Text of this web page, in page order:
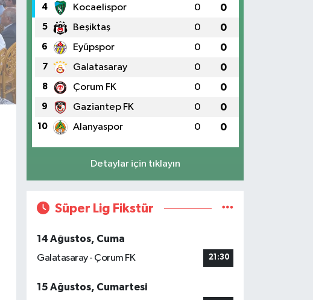
4 Kocaelispor 0 0
5 Beşiktaş 0 0
6 Eyüpspor 0 0
7 Galatasaray 0 0
8 Çorum FK 0 0
9 Gaziantep FK 0 0
10 Alanyaspor 0 0
Detaylar için tıklayın
Süper Lig Fikstür
14 Ağustos, Cuma
Galatasaray - Çorum FK
21:30
15 Ağustos, Cumartesi